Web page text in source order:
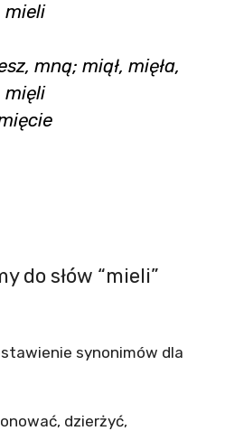
mieli
mną; miął, mięła,
mięli
do słów “mieli”
synonimów dla
dzierżyć,